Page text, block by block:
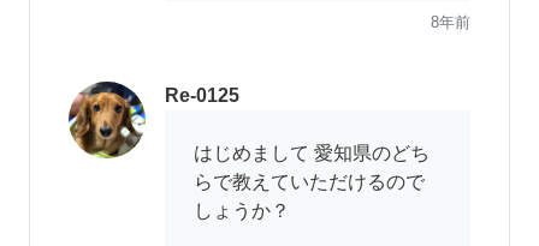
8年前
Re-0125
はじめまして 愛知県のどち
らで教えていただけるので
しょうか？